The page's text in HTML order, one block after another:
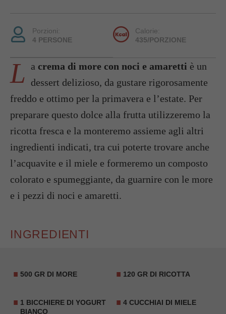
Porzioni:
4 PERSONE
Calorie:
435/PORZIONE
L a crema di more con noci e amaretti è un
dessert delizioso, da gustare rigorosamente
freddo e ottimo per la primavera e l’estate. Per
preparare questo dolce alla frutta utilizzeremo la
ricotta fresca e la monteremo assieme agli altri
ingredienti indicati, tra cui poterte trovare anche
l’acquavite e il miele e formeremo un composto
colorato e spumeggiante, da guarnire con le more
e i pezzi di noci e amaretti.
INGREDIENTI
500 GR DI MORE 120 GR DI RICOTTA
1 BICCHIERE DI YOGURT
BIANCO
4 CUCCHIAI DI MIELE